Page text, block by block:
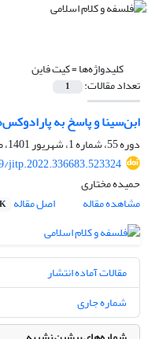
کلیدواژه‌ها =کیت فاین
تعداد مقالات: 1
ابن‌سینا و پاسخ به
دوره 55، شماره 1، شهریور 1401، صفحه
jitp.2022.336683.523324
حمیده مختاری
مشاهده مقاله
اصل مقاله
مقالات آماده انتشار
شماره جاری